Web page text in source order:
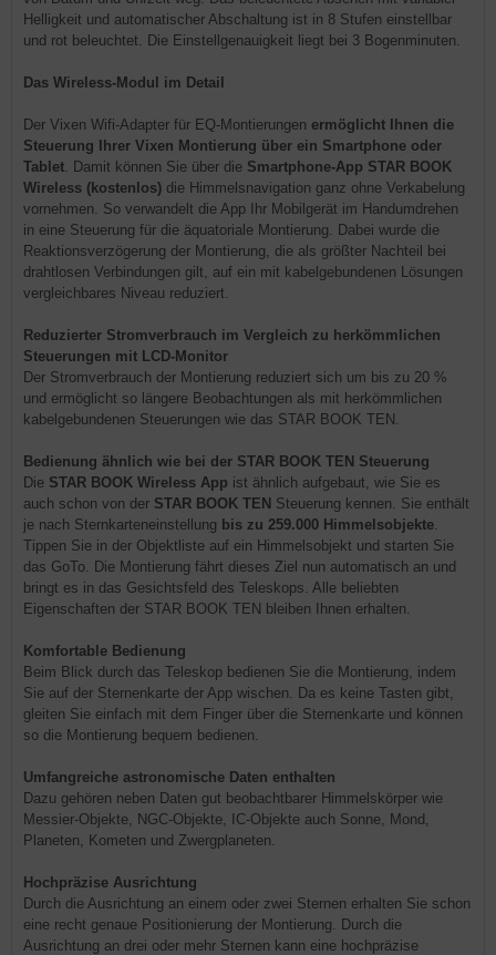
Helligkeit und automatischer Abschaltung ist in 8 Stufen einstellbar
und rot beleuchtet. Die Einstellgenauigkeit liegt bei 3 Bogenminuten.
Das Wireless-Modul im Detail
Der Vixen Wifi-Adapter für EQ-Montierungen ermöglicht Ihnen die
Steuerung Ihrer Vixen Montierung über ein Smartphone oder
Tablet. Damit können Sie über die Smartphone-App STAR BOOK
Wireless (kostenlos) die Himmelsnavigation ganz ohne Verkabelung
vornehmen. So verwandelt die App Ihr Mobilgerät im Handumdrehen
in eine Steuerung für die äquatoriale Montierung. Dabei wurde die
Reaktionsverzögerung der Montierung, die als größter Nachteil bei
drahtlosen Verbindungen gilt, auf ein mit kabelgebundenen Lösungen
vergleichbares Niveau reduziert.
Reduzierter Stromverbrauch im Vergleich zu herkömmlichen
Steuerungen mit LCD-Monitor
Der Stromverbrauch der Montierung reduziert sich um bis zu 20 %
und ermöglicht so längere Beobachtungen als mit herkömmlichen
kabelgebundenen Steuerungen wie das STAR BOOK TEN.
Bedienung ähnlich wie bei der STAR BOOK TEN Steuerung
Die STAR BOOK Wireless App ist ähnlich aufgebaut, wie Sie es
auch schon von der STAR BOOK TEN Steuerung kennen. Sie enthält
je nach Sternkarteneinstellung bis zu 259.000 Himmelsobjekte.
Tippen Sie in der Objektliste auf ein Himmelsobjekt und starten Sie
das GoTo. Die Montierung fährt dieses Ziel nun automatisch an und
bringt es in das Gesichtsfeld des Teleskops. Alle beliebten
Eigenschaften der STAR BOOK TEN bleiben Ihnen erhalten.
Komfortable Bedienung
Beim Blick durch das Teleskop bedienen Sie die Montierung, indem
Sie auf der Sternenkarte der App wischen. Da es keine Tasten gibt,
gleiten Sie einfach mit dem Finger über die Sternenkarte und können
so die Montierung bequem bedienen.
Umfangreiche astronomische Daten enthalten
Dazu gehören neben Daten gut beobachtbarer Himmelskörper wie
Messier-Objekte, NGC-Objekte, IC-Objekte auch Sonne, Mond,
Planeten, Kometen und Zwergplaneten.
Hochpräzise Ausrichtung
Durch die Ausrichtung an einem oder zwei Sternen erhalten Sie schon
eine recht genaue Positionierung der Montierung. Durch die
Ausrichtung an drei oder mehr Sternen kann eine hochpräzise